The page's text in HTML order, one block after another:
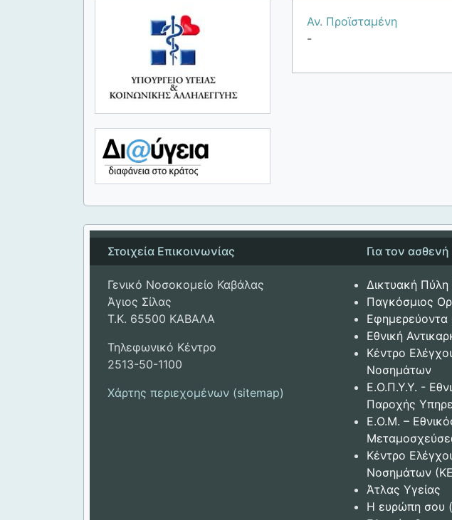
Αν. Προϊσταμένη
-
Στοιχεία Επικοινωνίας
Γενικό Νοσοκομείο Καβάλας
Άγιος Σίλας
Τ.Κ. 65500 ΚΑΒΑΛΑ
Τηλεφωνικό Κέντρο
2513-50-1100
Χάρτης περιεχομένων (sitemap)
Για τον
Δικτυακή Πύλη
Παγκόσμιος
Εφημερεύοντα
Εθνική
Κέντρο
Νοσημάτων
Ε.Ο.Π.Υ.Υ. -
Παροχής
Ε.Ο.Μ. –
Κέντρο
Νοσημάτων
Άτλας Υγείας
Η ευρώπη σου